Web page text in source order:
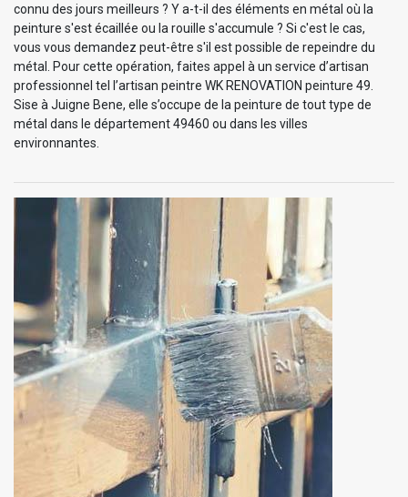
connu des jours meilleurs ? Y a-t-il des éléments en métal où la
peinture s'est écaillée ou la rouille s'accumule ? Si c'est le cas,
vous vous demandez peut-être s'il est possible de repeindre du
métal. Pour cette opération, faites appel à un service d’artisan
professionnel tel l’artisan peintre WK RENOVATION peinture 49.
Sise à Juigne Bene, elle s’occupe de la peinture de tout type de
métal dans le département 49460 ou dans les villes
environnantes.